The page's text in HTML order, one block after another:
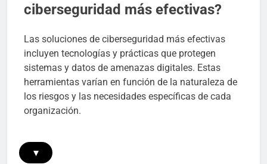
ciberseguridad más efectivas?
Las soluciones de ciberseguridad más efectivas
incluyen tecnologías y prácticas que protegen
sistemas y datos de amenazas digitales. Estas
herramientas varían en función de la naturaleza de
los riesgos y las necesidades específicas de cada
organización.
▾